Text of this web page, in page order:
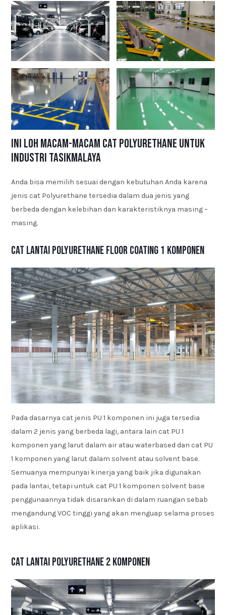
Ini Loh Macam-macam Cat Polyurethane untuk
Industri Tasikmalaya
Anda bisa memilih sesuai dengan kebutuhan Anda karena
jenis cat Polyurethane tersedia dalam dua jenis yang
berbeda dengan kelebihan dan karakteristiknya masing –
masing.
Cat Lantai Polyurethane Floor Coating 1 Komponen
Pada dasarnya cat jenis PU 1 komponen ini juga tersedia
dalam 2 jenis yang berbeda lagi, antara lain cat PU 1
komponen yang larut dalam air atau waterbased dan cat PU
1 komponen yang larut dalam solvent atau solvent base.
Semuanya mempunyai kinerja yang baik jika digunakan
pada lantai, tetapi untuk cat PU 1 komponen solvent base
penggunaannya tidak disarankan di dalam ruangan sebab
mengandung VOC tinggi yang akan menguap selama proses
aplikasi.
Cat Lantai Polyurethane 2 Komponen